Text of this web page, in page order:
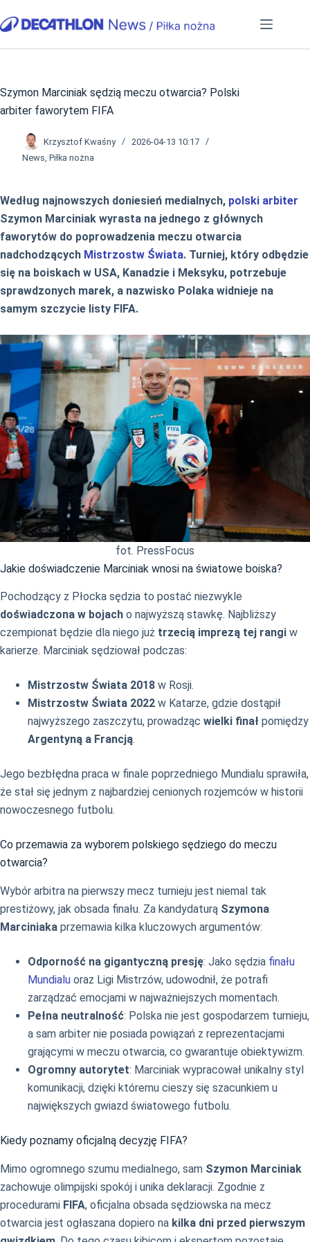
do
Szymon Marciniak sędzią meczu otwarcia? Polski
arbiter faworytem FIFA
Krzysztof Kwaśny
2026-04-13 10:17
News, Piłka nożna
Według najnowszych doniesień medialnych, polski arbiter
Szymon Marciniak wyrasta na jednego z głównych
faworytów do poprowadzenia meczu otwarcia
nadchodzących Mistrzostw Świata. Turniej, który odbędzie
się na boiskach w USA, Kanadzie i Meksyku, potrzebuje
sprawdzonych marek, a nazwisko Polaka widnieje na
samym szczycie listy FIFA.
fot. PressFocus
Jakie doświadczenie Marciniak wnosi na światowe boiska?
Pochodzący z Płocka sędzia to postać niezwykle
doświadczona w bojach o najwyższą stawkę. Najbliższy
czempionat będzie dla niego już trzecią imprezą tej rangi w
karierze. Marciniak sędziował podczas:
Mistrzostw Świata 2018 w Rosji.
Mistrzostw Świata 2022 w Katarze, gdzie dostąpił
najwyższego zaszczytu, prowadząc wielki finał pomiędzy
Argentyną a Francją.
Jego bezbłędna praca w finale poprzedniego Mundialu sprawiła,
że stał się jednym z najbardziej cenionych rozjemców w historii
nowoczesnego futbolu.
Co przemawia za wyborem polskiego sędziego do meczu
otwarcia?
Wybór arbitra na pierwszy mecz turnieju jest niemal tak
prestiżowy, jak obsada finału. Za kandydaturą Szymona
Marciniaka przemawia kilka kluczowych argumentów:
Odporność na gigantyczną presję: Jako sędzia finału
Mundialu oraz Ligi Mistrzów, udowodnił, że potrafi
zarządzać emocjami w najważniejszych momentach.
Pełna neutralność: Polska nie jest gospodarzem turnieju,
a sam arbiter nie posiada powiązań z reprezentacjami
grającymi w meczu otwarcia, co gwarantuje obiektywizm.
Ogromny autorytet: Marciniak wypracował unikalny styl
komunikacji, dzięki któremu cieszy się szacunkiem u
największych gwiazd światowego futbolu.
Kiedy poznamy oficjalną decyzję FIFA?
Mimo ogromnego szumu medialnego, sam Szymon Marciniak
zachowuje olimpijski spokój i unika deklaracji. Zgodnie z
procedurami FIFA, oficjalna obsada sędziowska na mecz
otwarcia jest ogłaszana dopiero na kilka dni przed pierwszym